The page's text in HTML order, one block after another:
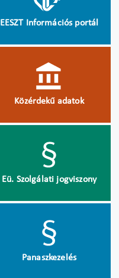
EESZT Információs portál
Közérdekű adatok
Eü. Szolgálati jogviszony
Panaszkezelés